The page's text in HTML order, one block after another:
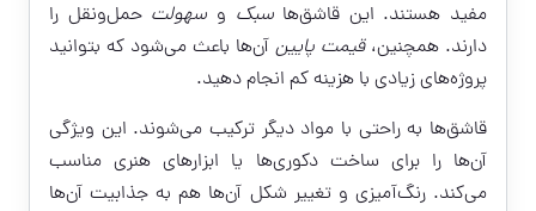
مفید هستند. این قاشق‌هاسبک و سهولت حمل‌ونقل را
دارند. همچنین،قیمت پایین آن‌ها باعث می‌شود که بتوانید
پروژه‌های زیادی با هزینه کم انجام دهید.
قاشق‌ها به راحتی با مواد دیگر ترکیب می‌شوند. این ویژگی
آن‌ها را برای ساخت دکوری‌ها یا ابزارهای هنری مناسب
می‌کند. رنگ‌آمیزی و تغییر شکل آن‌ها هم به جذابیت آن‌ها